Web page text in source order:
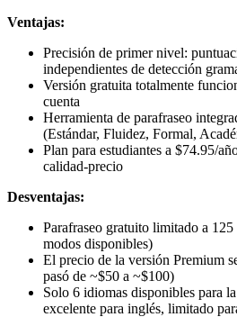
Ventajas:
Precisión de primer nivel:
independientes de detección
Versión gratuita totalmente
cuenta
Herramienta de parafraseo
(Estándar, Fluidez, Formal,
Plan para estudiantes a $74.95/
calidad-precio
Desventajas:
Parafraseo gratuito limitado a
modos disponibles)
El precio de la versión Premium
pasó de ~$50 a ~$100)
Solo 6 idiomas disponibles para
excelente para inglés, limitado